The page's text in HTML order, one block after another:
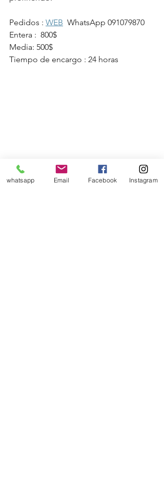
Pedidos : WEB
  WhatsApp 091079870
Entera :  800$
Media: 500$
Tiempo de encargo : 24 horas
whatsapp Email Facebook Instagram